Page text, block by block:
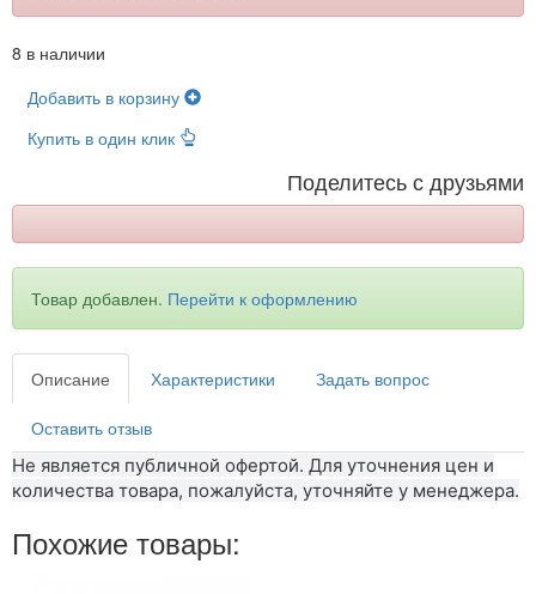
8 в наличии
Добавить в корзину
Купить в один клик
Поделитесь с друзьями
Товар добавлен. Перейти к оформлению
Описание Характеристики Задать вопрос
Оставить отзыв
Не является публичной офертой. Для уточнения цен и
количества товара, пожалуйста, уточняйте у менеджера.
Похожие товары: